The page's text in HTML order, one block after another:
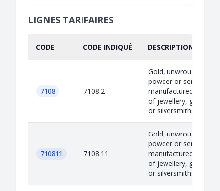
LIGNES TARIFAIRES
CODE CODE INDIQUÉ DESCRIPTION
7108 7108.2
Gold, unwrought,
powder or semi-
manufactured. Articles
of jewellery,
or silversmiths’ wa...
710811 7108.11
Gold, unwrought,
powder or semi-
manufactured. Articles
of jewellery,
or silversmiths’ wa...